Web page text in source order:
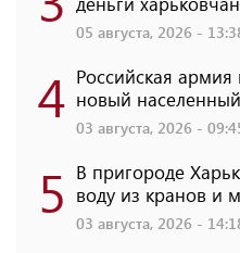
05 августа, 2026 -
4 Российская
новый
03 августа, 2026 -
5 В пригороде
воду из кранов и
03 августа, 2026 -